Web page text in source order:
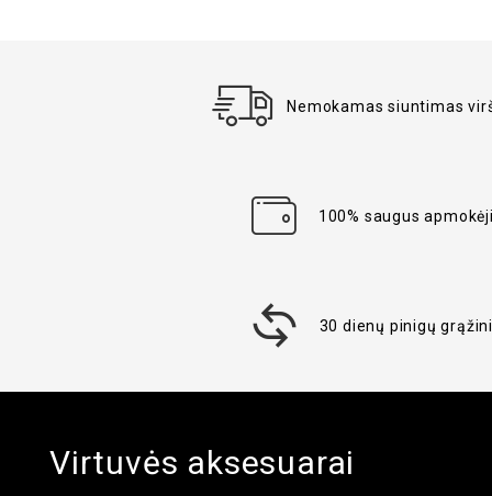
Nemokamas siuntimas
100% saugus
30 dienų pinigų
Virtuvės aksesuarai